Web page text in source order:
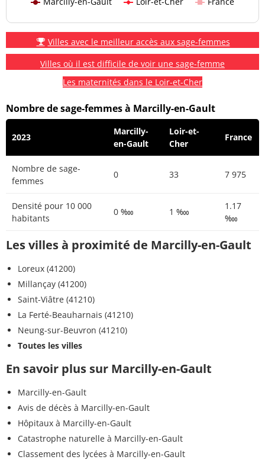
Villes avec le meilleur accès aux sage-femmes
Villes où il est difficile de voir une sage-femme
Les maternités dans le Loir-et-Cher
Nombre de sage-femmes à Marcilly-en-Gault
2023
Marcilly-
en-Gault
Loir-et-
Cher
France
Nombre de sage-
femmes
0 33 7 975
Densité pour 10 000
habitants
0 ‱ 1 ‱
1.17
‱
Les villes à proximité de Marcilly-en-Gault
Loreux (41200)
Millançay (41200)
Saint-Viâtre (41210)
La Ferté-Beauharnais (41210)
Neung-sur-Beuvron (41210)
Toutes les villes
En savoir plus sur Marcilly-en-Gault
Marcilly-en-Gault
Avis de décès à Marcilly-en-Gault
Hôpitaux à Marcilly-en-Gault
Catastrophe naturelle à Marcilly-en-Gault
Classement des lycées à Marcilly-en-Gault